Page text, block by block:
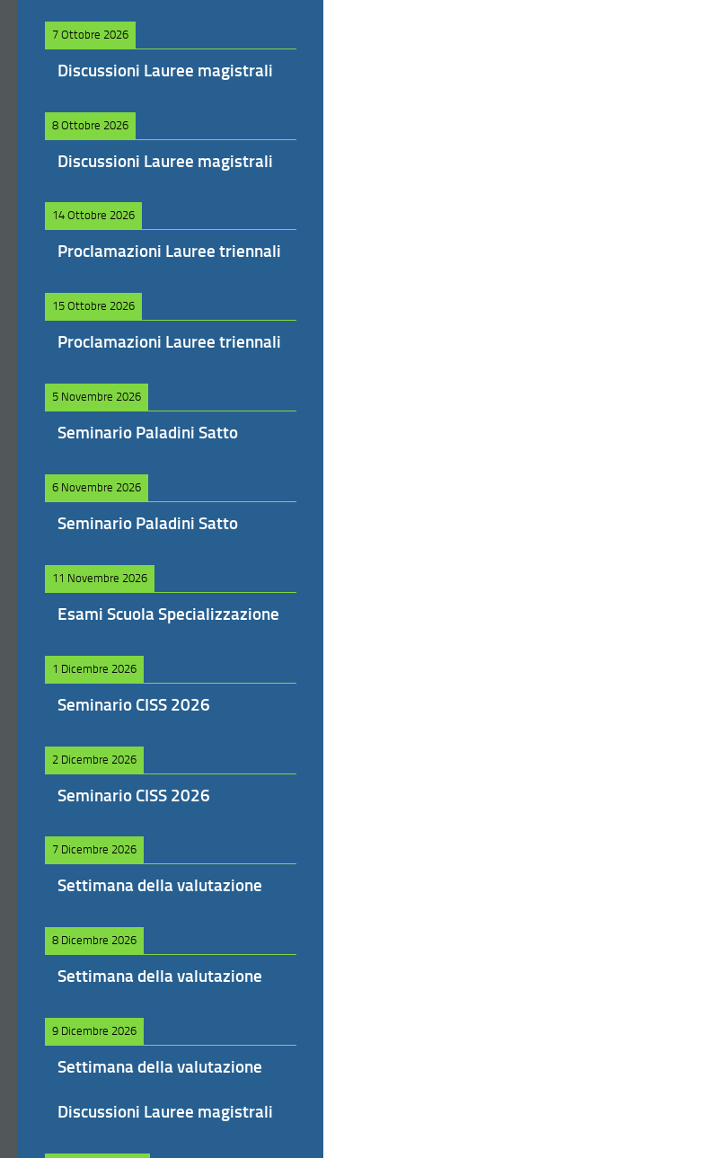
7 Ottobre 2026
Discussioni Lauree magistrali
8 Ottobre 2026
Discussioni Lauree magistrali
14 Ottobre 2026
Proclamazioni Lauree triennali
15 Ottobre 2026
Proclamazioni Lauree triennali
5 Novembre 2026
Seminario Paladini Satto
6 Novembre 2026
Seminario Paladini Satto
11 Novembre 2026
Esami Scuola Specializzazione
1 Dicembre 2026
Seminario CISS 2026
2 Dicembre 2026
Seminario CISS 2026
7 Dicembre 2026
Settimana della valutazione
8 Dicembre 2026
Settimana della valutazione
9 Dicembre 2026
Settimana della valutazione
Discussioni Lauree magistrali